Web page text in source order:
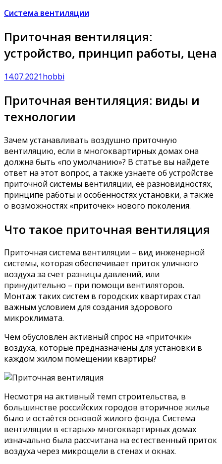
Система вентиляции
Приточная вентиляция:
устройство, принцип работы, цена
14.07.2021hobbi
Приточная вентиляция: виды и
технологии
Зачем устанавливать воздушно приточную
вентиляцию, если в многоквартирных домах она
должна быть «по умолчанию»? В статье вы найдете
ответ на этот вопрос, а также узнаете об устройстве
приточной системы вентиляции, её разновидностях,
принципе работы и особенностях установки, а также
о возможностях «приточек» нового поколения.
Что такое приточная вентиляция
Приточная система вентиляции – вид инженерной
системы, которая обеспечивает приток уличного
воздуха за счет разницы давлений, или
принудительно – при помощи вентиляторов.
Монтаж таких систем в городских квартирах стал
важным условием для создания здорового
микроклимата.
Чем обусловлен активный спрос на «приточки»
воздуха, которые предназначены для установки в
каждом жилом помещении квартиры?
Несмотря на активный темп строительства, в
большинстве российских городов вторичное жилье
было и остаётся основой жилого фонда. Система
вентиляции в «старых» многоквартирных домах
изначально была рассчитана на естественный приток
воздуха через микрощели в стенах и окнах.